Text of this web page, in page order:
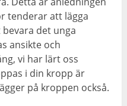
tenderar att lägga
det unga
ansikte och
vi har lärt oss
i din kropp är
på kroppen också.